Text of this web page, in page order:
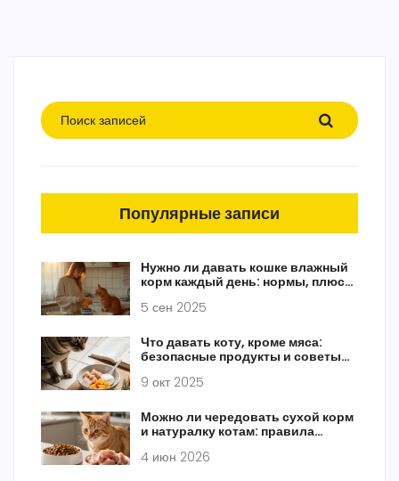
Популярные записи
Нужно ли давать кошке влажный
корм каждый день: нормы, плюсы
5 сен 2025
Что давать коту, кроме мяса:
безопасные продукты и советы
9 окт 2025
Можно ли чередовать сухой корм
и натуралку котам: правила
4 июн 2026